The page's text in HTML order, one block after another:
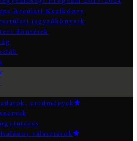
Arculati Kézikönyv
jegyzőkönyvek
döntések
eredmények
választások